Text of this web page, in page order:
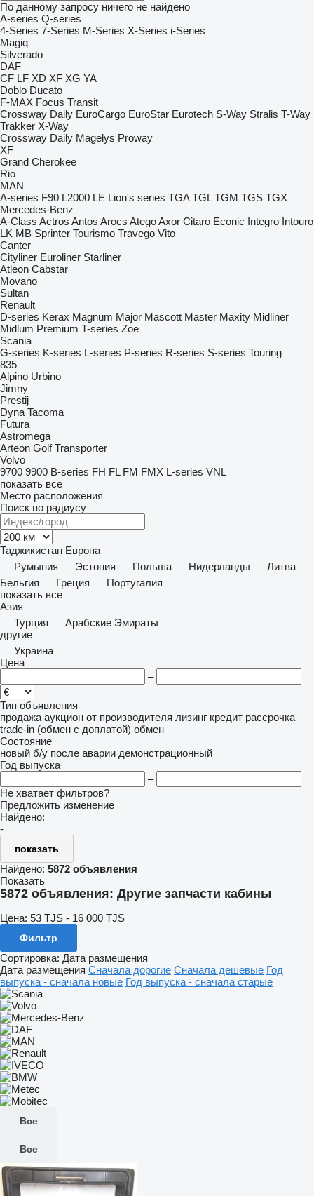
По данному запросу ничего не найдено
A-series Q-series
4-Series 7-Series M-Series X-Series i-Series
Magiq
Silverado
DAF
CF LF XD XF XG YA
Doblo Ducato
F-MAX Focus Transit
Crossway Daily EuroCargo EuroStar Eurotech S-Way Stralis T-Way
Trakker X-Way
Crossway Daily Magelys Proway
XF
Grand Cherokee
Rio
MAN
A-series F90 L2000 LE Lion's series TGA TGL TGM TGS TGX
Mercedes-Benz
A-Class Actros Antos Arocs AtegoAxor Citaro Econic Integro Intouro
LK MB Sprinter Tourismo Travego Vito
Canter
Cityliner Euroliner Starliner
Atleon Cabstar
Movano
Sultan
Renault
D-series Kerax Magnum Major Mascott Master Maxity Midliner
Midlum Premium T-series Zoe
Scania
G-series K-series L-series P-series R-series S-series Touring
835
Alpino Urbino
Jimny
Prestij
Dyna Tacoma
Futura
Astromega
Arteon Golf Transporter
Volvo
9700 9900 B-series FH FL FM FMX L-series VNL
показать все
Место расположения
Поиск по радиусу
Таджикистан Европа
Румыния
Эстония Польша Нидерланды
Литва
Бельгия
Греция
Португалия
показать все
Азия
Турция
Арабские Эмираты
другие
Украина
Цена
–
Тип объявления
продажа аукцион от производителя лизинг кредит рассрочка
trade-in (обмен с доплатой) обмен
Состояние
новый б/у после аварии демонстрационный
Год выпуска
–
Не хватает фильтров?
Предложить изменение
Найдено:
-
показать
Найдено: 5872 объявления
Показать
5872 объявления: Другие запчасти кабины
Цена: 53 TJS - 16 000 TJS
Фильтр
Сортировка: Дата размещения
Дата размещения Сначала дорогие Сначала дешевые Год
выпуска - сначала новые Год выпуска - сначала старые
Все
Все